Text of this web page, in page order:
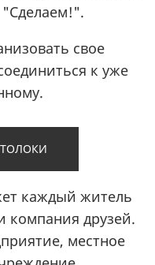
свое
к уже
каждый житель
компания друзей.
местное